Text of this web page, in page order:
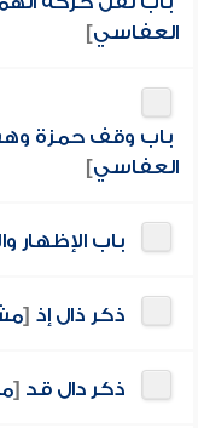
العفاسي]
باب وقف حمزة
العفاسي]
باب الإظهار
ذكر ذال إذ [
ذكر دال قد [